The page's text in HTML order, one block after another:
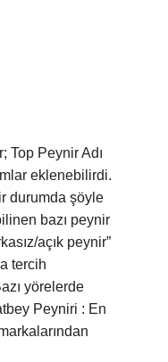
Top Peynir Adı
eklenebilirdi.
durumda şöyle
bazı peynir
açık peynir”
tercih
yörelerde
Peyniri : En